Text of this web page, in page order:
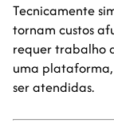
Tecnicamente
tornam custos
requer trabalho
uma plataforma,
ser atendidas.